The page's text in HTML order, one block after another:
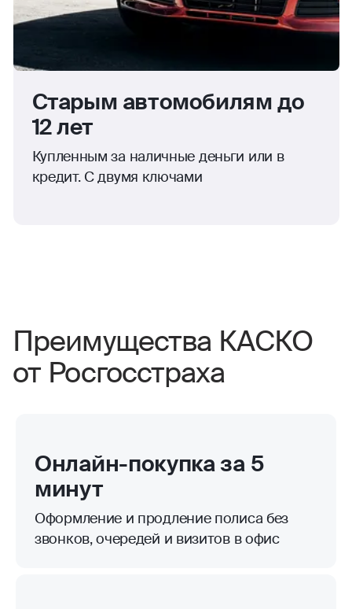
Старым автомобилям до
12 лет
Купленным за наличные деньги или в
кредит. С двумя ключами
Преимущества КАСКО
от Росгосстраха
Онлайн-покупка за 5
минут
Оформление и продление полиса без
звонков, очередей и визитов в офис